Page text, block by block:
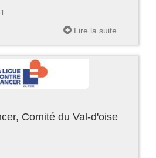
Lire la suite
Comité du Val-d'oise